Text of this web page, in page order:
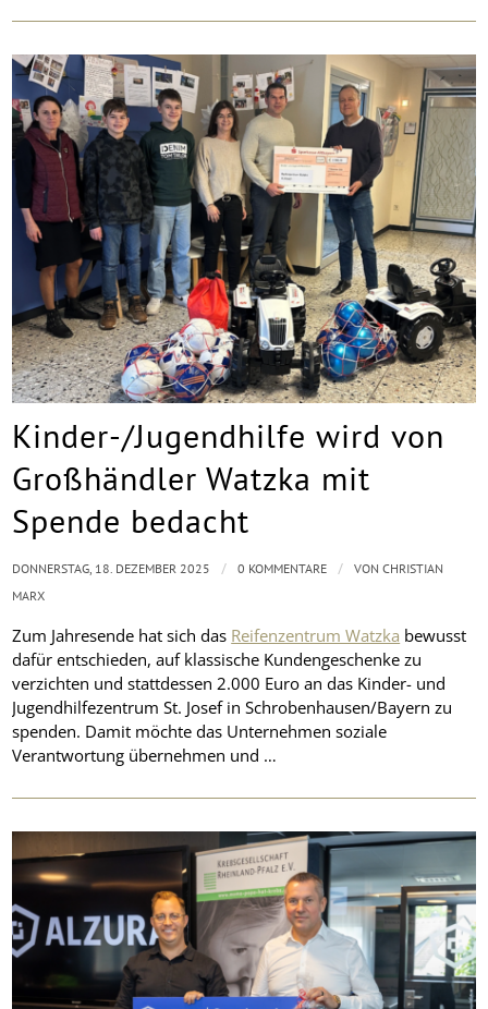
Kinder-/Jugendhilfe wird von
Großhändler Watzka mit
Spende bedacht
Zum Jahresende hat sich das Reifenzentrum Watzka bewusst
dafür entschieden, auf klassische Kundengeschenke zu
verzichten und stattdessen 2.000 Euro an das Kinder- und
Jugendhilfezentrum St. Josef in Schrobenhausen/Bayern zu
spenden. Damit möchte das Unternehmen soziale
Verantwortung übernehmen und …
DONNERSTAG, 18. DEZEMBER 2025 / 0 KOMMENTARE / VONCHRISTIAN
MARX